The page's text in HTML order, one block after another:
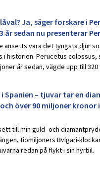
Ja, säger forskare i
år sedan nu presenterar
ansetts vara det tyngsta djur
i historien. Perucetus colossus,
år sedan, vägde upp till 320
Spanien – tjuvar tar en
och över 90 miljoner
till min guld- och
tiomiljoners Bvlgari-
redan på flykt i sin hyrbil.